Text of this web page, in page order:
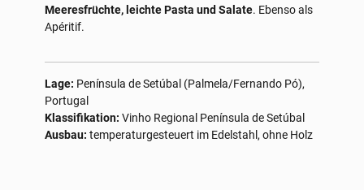
Meeresfrüchte, leichte Pasta und Salate. Ebenso als
Apéritif.
Lage: Península de Setúbal (Palmela/Fernando Pó),
Portugal
Klassifikation: Vinho Regional Península de Setúbal
Ausbau: temperaturgesteuert im Edelstahl, ohne Holz